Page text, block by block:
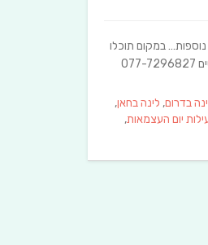
במקום תוכלו
למצוא שולחנות, ספסלים ופינות זולה נוחות. אפשרויות לינה וקמפינג במקום חייגו מהר לפני שייגמרו הכרטיסים 077-7296827
בדרום, לינה בחאן,
יום העצמאות,